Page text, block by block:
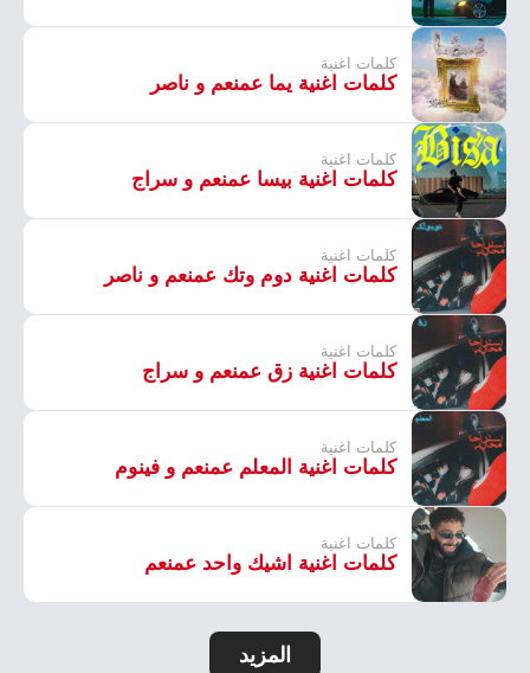
كلمات اغنية
كلمات اغنية يما عمنعم و ناصر
كلمات اغنية
كلمات اغنية بيسا عمنعم و سراج
كلمات اغنية
كلمات اغنية دوم وتك عمنعم و ناصر
كلمات اغنية
كلمات اغنية زق عمنعم و سراج
كلمات اغنية
كلمات اغنية المعلم عمنعم و فينوم
كلمات اغنية
كلمات اغنية اشيك واحد عمنعم
المزيد